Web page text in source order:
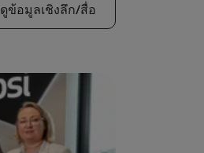
ดูข้อมูลเชิงลึก/สื่อ